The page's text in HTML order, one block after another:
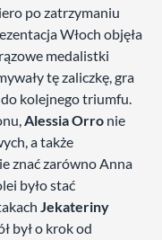
po zatrzymaniu
Włoch objęła
medalistki
tę zaliczkę, gra
kolejnego triumfu.
Alessia Orro nie
a także
znać zarówno Anna
było stać
Jekateriny
był o krok od